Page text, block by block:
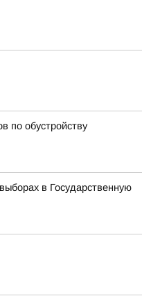
по обустройству
в Государственную